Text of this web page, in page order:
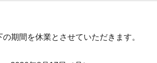
期間を休業とさせていただきます。